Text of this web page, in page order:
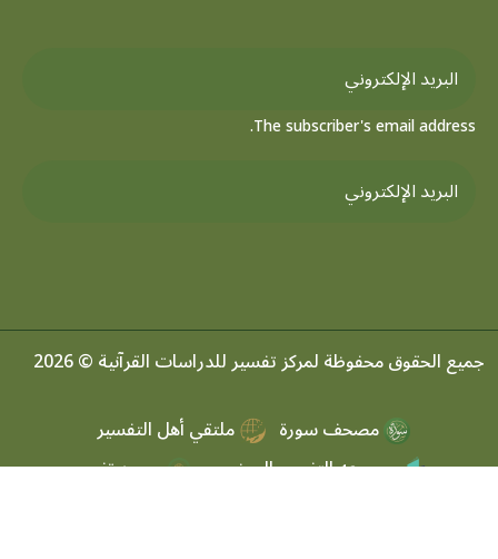
مصحف سورة
ملتقي أهل التفسير